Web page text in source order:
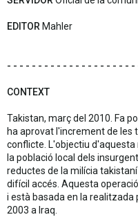
EDITOR Mahler
- - - - - - - - - - - - - - - - - - - - -
CONTEXT
Takistan, març del 2010. Fa
ha aprovat l'increment de les
conflicte. L'objectiu
la població local dels
reductes de la milícia
difícil accés. Aquesta
i està basada en la
2003 a Iraq.